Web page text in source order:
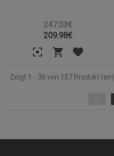
247.03€
209.98€
Zeigt 1 - 36 von 157 Produkt (en).